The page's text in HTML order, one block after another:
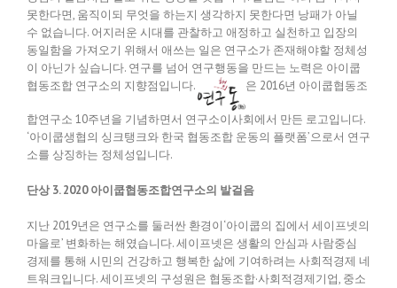
못한다면, 움직이되 무엇을 하는지 생각하지 못한다면 낭패가 아닐
수 없습니다. 어지러운 시대를 관찰하고 애정하고 실천하고 입장의
동일함을 가져오기 위해서 애쓰는 일은 연구소가 존재해야할 정체성
이 아닌가 싶습니다. 연구를 넘어 연구행동을 만드는 노력은 아이쿱
협동조합 연구소의 지향점입니다.
은 2016년 아이쿱협동조
합연구소 10주년을 기념하면서 연구소이사회에서 만든 로고입니다.
‘아이쿱생협의 싱크탱크와 한국 협동조합 운동의 플랫폼’으로서 연구
소를 상징하는 정체성입니다.
단상 3. 2020 아이쿱협동조합연구소의 발걸음
지난 2019년은 연구소를 둘러싼 환경이‘아이쿱의 집에서 세이프넷의
마을로’ 변화하는 해였습니다. 세이프넷은 생활의 안심과 사람중심
경제를 통해 시민의 건강하고 행복한 삶에 기여하려는 사회적경제 네
트워크입니다. 세이프넷의 구성원은 협동조합·사회적경제기업, 중소